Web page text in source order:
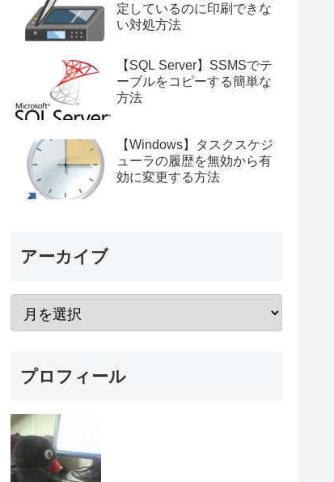
定しているのに印刷できな
い対処方法
【SQL Server】SSMSでテ
ーブルをコピーする簡単な
方法
【Windows】タスクスケジ
ューラの履歴を無効から有
効に変更する方法
アーカイブ
プロフィール